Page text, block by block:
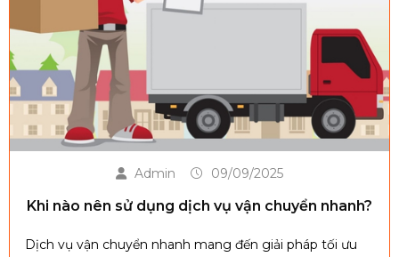
Admin 09/09/2025
Khi nào nên sử dụng dịch vụ vận chuyển nhanh?
Dịch vụ vận chuyển nhanh mang đến giải pháp tối ưu